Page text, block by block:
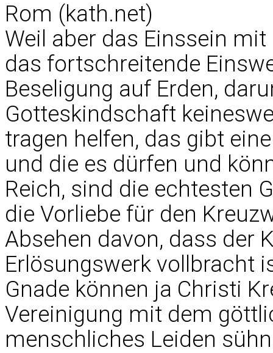
Rom (kath.net)
Weil aber das Einssein
das fortschreitende
Beseligung auf Erden,
Gotteskindschaft
tragen helfen, das gibt
und die es dürfen und
Reich, sind die echtesten
die Vorliebe für den
Absehen davon, dass der
Erlösungswerk vollbracht
Gnade können ja Christi
Vereinigung mit dem
menschliches Leiden